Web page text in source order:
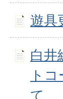
遊具
白井
ト
て